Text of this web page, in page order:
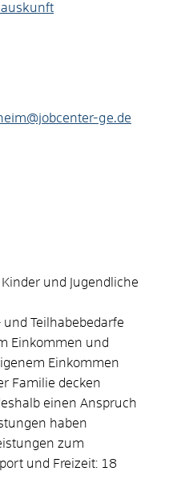
ge.de
und Jugendliche
Teilhabebedarfe
Einkommen und
Einkommen
Familie decken
einen Anspruch
haben
zum
und Freizeit: 18